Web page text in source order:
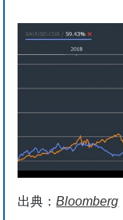
出典：Bloomberg